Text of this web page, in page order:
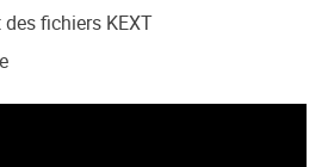
fichiers KEXT